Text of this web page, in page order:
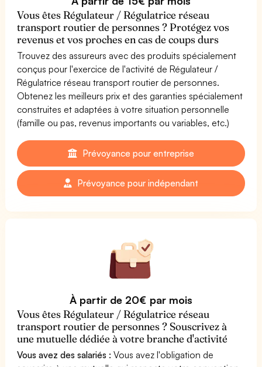
Vous êtes Régulateur / Régulatrice réseau
transport routier de personnes ? Protégez vos
revenus et vos proches en cas de coups durs
Trouvez des assureurs avec des produits spécialement
conçus pour l'exercice de l'activité de Régulateur /
Régulatrice réseau transport routier de personnes.
Obtenez les meilleurs prix et des garanties spécialement
construites et adaptées à votre situation personnelle
(famille ou pas, revenus importants ou variables, etc.)
Prévoyance pour entreprise
Prévoyance pour indépendant
À partir de 20€ par mois
Vous êtes Régulateur / Régulatrice réseau
transport routier de personnes ? Souscrivez à
une mutuelle dédiée à votre branche d'activité
Vous avez des salariés : Vous avez l'obligation de